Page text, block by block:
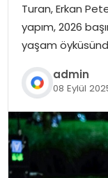
Turan, Erkan
yapım, 2026
yaşam
admin
08 Eylül